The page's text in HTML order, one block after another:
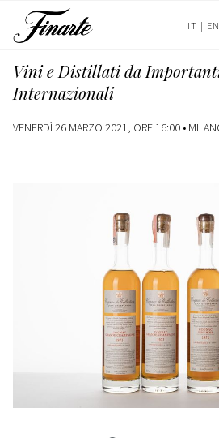
IT | EN
Vini e Distillati da
Internazionali
VENERDÌ 26 MARZO 2021, ORE 16:00 •